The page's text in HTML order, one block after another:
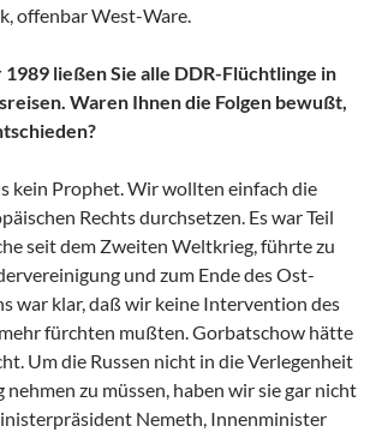
offenbar West-Ware.
ließen Sie alle DDR-Flüchtlinge in
Waren Ihnen die Folgen bewußt,
kein Prophet. Wir wollten einfach die
Rechts durchsetzen. Es war Teil
seit dem Zweiten Weltkrieg, führte zu
und zum Ende des Ost-
war klar, daß wir keine Intervention des
fürchten mußten. Gorbatschow hätte
Um die Russen nicht in die Verlegenheit
nehmen zu müssen, haben wir sie gar nicht
Nemeth, Innenminister